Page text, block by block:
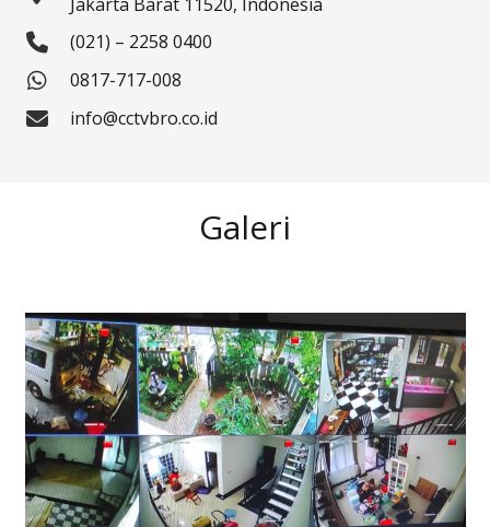
(021) – 2258 0400
0817-717-008
info@cctvbro.co.id
Galeri